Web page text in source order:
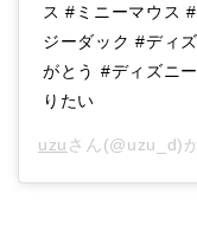
ス #ミニーマウス
ジーダック #ディ
がとう #ディズニ
りたい
uzu さん(@uzu_d)